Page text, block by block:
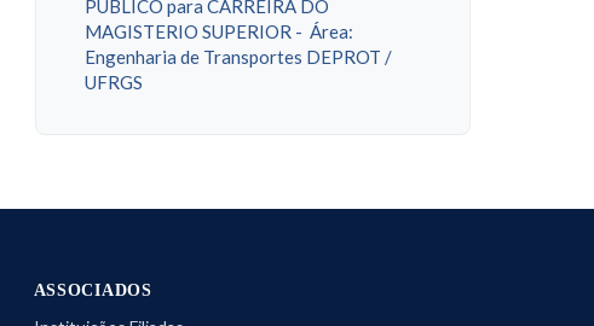
PÚBLICO para CARREIRA DO
MAGISTERIO SUPERIOR - Área:
Engenharia de Transportes DEPROT /
UFRGS
ASSOCIADOS